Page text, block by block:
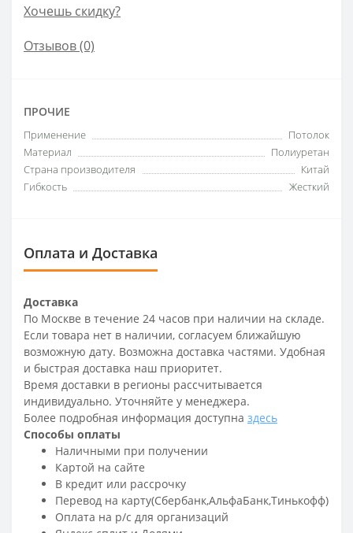
Хочешь скидку?
Отзывов (0)
ПРОЧИЕ
Применение
Потолок
Материал
Полиуретан
Страна производителя
Китай
Гибкость
Жесткий
Оплата и Доставка
Доставка
По Москве в течение 24 часов при наличии на складе.
Если товара нет в наличии, согласуем ближайшую
возможную дату. Возможна доставка частями. Удобная
и быстрая доставка наш приоритет.
Время доставки в регионы рассчитывается
индивидуально. Уточняйте у менеджера.
Более подробная информация доступна здесь
Способы оплаты
Наличными при получении
Картой на сайте
В кредит или рассрочку
Перевод на карту(Сбербанк,АльфаБанк,Тинькофф)
Оплата на р/c для организаций